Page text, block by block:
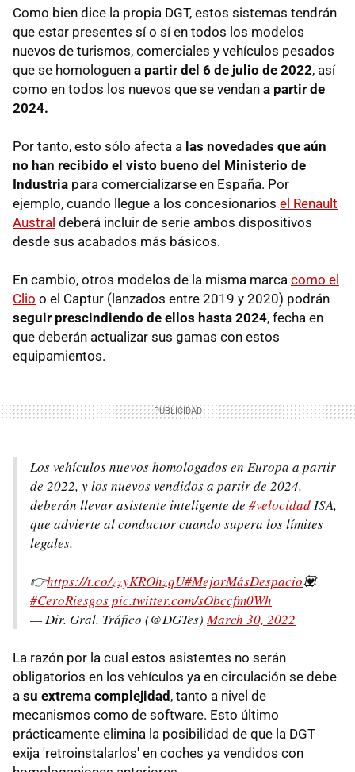
Como bien dice la propia DGT, estos sistemas tendrán
que estar presentes sí o sí en todos los modelos
nuevos de turismos, comerciales y vehículos pesados
que se homologuen a partir del 6 de julio de 2022, así
como en todos los nuevos que se vendan a partir de
2024.
Por tanto, esto sólo afecta a las novedades que aún
no han recibido el visto bueno del Ministerio de
Industria para comercializarse en España. Por
ejemplo, cuando llegue a los concesionarios el Renault
Austral deberá incluir de serie ambos dispositivos
desde sus acabados más básicos.
En cambio, otros modelos de la misma marca como el
Clio o el Captur (lanzados entre 2019 y 2020) podrán
seguir prescindiendo de ellos hasta 2024, fecha en
que deberán actualizar sus gamas con estos
equipamientos.
Los vehículos nuevos homologados en Europa a partir
de 2022, y los nuevos vendidos a partir de 2024,
deberán llevar asistente inteligente de #velocidadISA,
que advierte al conductor cuando supera los límites
legales.
👉https://t.co/zzyKROhzqU#MejorMásDespacio💟
#CeroRiesgospic.twitter.com/sObccfm0Wh
— Dir. Gral. Tráfico (@DGTes)March 30, 2022
La razón por la cual estos asistentes no serán
obligatorios en los vehículos ya en circulación se debe
a su extrema complejidad, tanto a nivel de
mecanismos como de software. Esto último
prácticamente elimina la posibilidad de que la DGT
exija 'retroinstalarlos' en coches ya vendidos con